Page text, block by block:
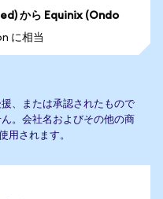
から Equinix (Ondo
に相当
、または承認されたもので
。会社名およびその他の商
用されます。